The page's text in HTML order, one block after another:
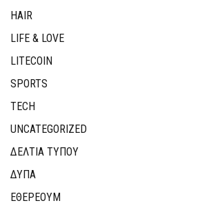
HAIR
LIFE & LOVE
LITECOIN
SPORTS
TECH
UNCATEGORIZED
ΔΕΛΤΙΑ ΤΥΠΟΥ
ΔΥΠΑ
ΕΘΈΡΕΟΥΜ